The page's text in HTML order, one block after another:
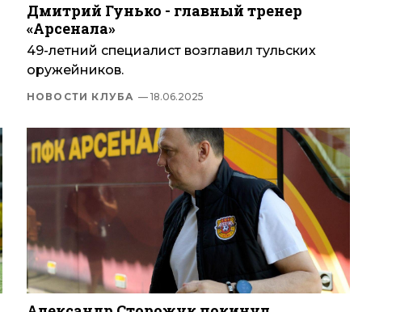
Дмитрий Гунько - главный тренер
«Арсенала»
49-летний специалист возглавил тульских
оружейников.
НОВОСТИ КЛУБА — 18.06.2025